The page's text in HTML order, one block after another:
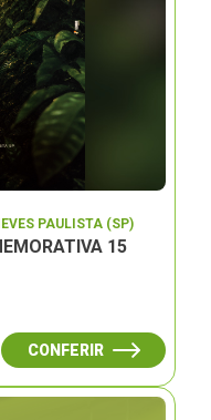
PAULISTA (SP)
15
CONFERIR